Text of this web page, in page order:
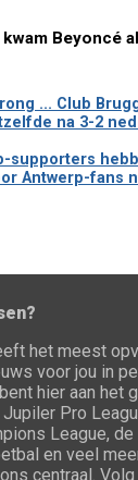
Beyoncé
... Club
na 3-2
supporters
Antwerp-fans
het meest
voor jou in
hier aan het
Pro
League,
en veel
centraal.